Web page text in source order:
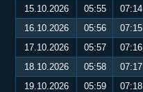
15.10.2026
05:55 07:14
16.10.2026
05:56 07:15
17.10.2026
05:57 07:16
18.10.2026
05:58 07:17
19.10.2026
05:59 07:18